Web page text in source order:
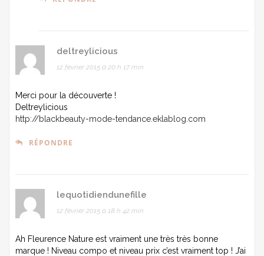
deltreylicious
12 février 2015 à 20 h 17 min
Merci pour la découverte !
Deltreylicious
http://blackbeauty-mode-tendance.eklablog.com
RÉPONDRE
lequotidiendunefille
12 février 2015 à 18 h 42 min
Ah Fleurence Nature est vraiment une très très bonne
marque ! Niveau compo et niveau prix c’est vraiment top ! J’ai